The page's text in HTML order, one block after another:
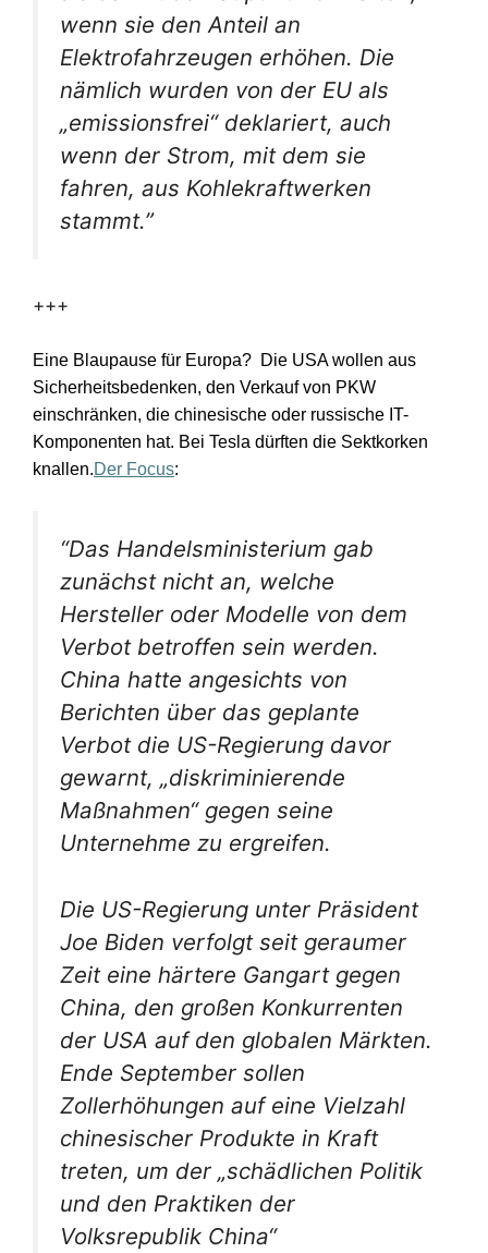
wenn sie den Anteil an
Elektrofahrzeugen erhöhen. Die
nämlich wurden von der EU als
„emissionsfrei“ deklariert, auch
wenn der Strom, mit dem sie
fahren, aus Kohlekraftwerken
stammt.”
+++
Eine Blaupause für Europa? Die USA wollen aus
Sicherheitsbedenken, den Verkauf von PKW
einschränken, die chinesische oder russische IT-
Komponenten hat. Bei Tesla dürften die Sektkorken
knallen.Der Focus:
“Das Handelsministerium gab
zunächst nicht an, welche
Hersteller oder Modelle von dem
Verbot betroffen sein werden.
China hatte angesichts von
Berichten über das geplante
Verbot die US-Regierung davor
gewarnt, „diskriminierende
Maßnahmen“ gegen seine
Unternehme zu ergreifen.
Die US-Regierung unter Präsident
Joe Biden verfolgt seit geraumer
Zeit eine härtere Gangart gegen
China, den großen Konkurrenten
der USA auf den globalen Märkten.
Ende September sollen
Zollerhöhungen auf eine Vielzahl
chinesischer Produkte in Kraft
treten, um der „schädlichen Politik
und den Praktiken der
Volksrepublik China“